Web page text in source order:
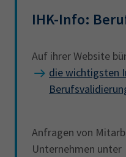
IHK-Info:
Auf ihrer Website
die wichtigsten
Anfragen von
Unternehmen unter